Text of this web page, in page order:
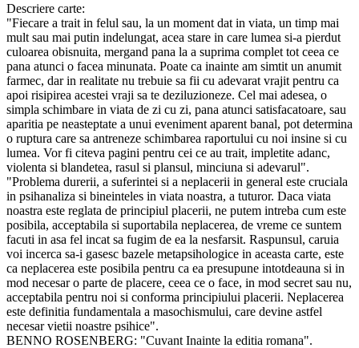
Descriere carte:
"Fiecare a trait in felul sau, la un moment dat in viata, un timp mai
mult sau mai putin indelungat, acea stare in care lumea si-a pierdut
culoarea obisnuita, mergand pana la a suprima complet tot ceea ce
pana atunci o facea minunata. Poate ca inainte am simtit un anumit
farmec, dar in realitate nu trebuie sa fii cu adevarat vrajit pentru ca
apoi risipirea acestei vraji sa te deziluzioneze. Cel mai adesea, o
simpla schimbare in viata de zi cu zi, pana atunci satisfacatoare, sau
aparitia pe neasteptate a unui eveniment aparent banal, pot determina
o ruptura care sa antreneze schimbarea raportului cu noi insine si cu
lumea. Vor fi citeva pagini pentru cei ce au trait, impletite adanc,
violenta si blandetea, rasul si plansul, minciuna si adevarul".
"Problema durerii, a suferintei si a neplacerii in general este cruciala
in psihanaliza si bineinteles in viata noastra, a tuturor. Daca viata
noastra este reglata de principiul placerii, ne putem intreba cum este
posibila, acceptabila si suportabila neplacerea, de vreme ce suntem
facuti in asa fel incat sa fugim de ea la nesfarsit. Raspunsul, caruia
voi incerca sa-i gasesc bazele metapsihologice in aceasta carte, este
ca neplacerea este posibila pentru ca ea presupune intotdeauna si in
mod necesar o parte de placere, ceea ce o face, in mod secret sau nu,
acceptabila pentru noi si conforma principiului placerii. Neplacerea
este definitia fundamentala a masochismului, care devine astfel
necesar vietii noastre psihice".
BENNO ROSENBERG: "Cuvant Inainte la editia romana".